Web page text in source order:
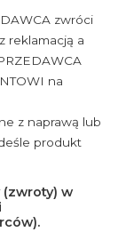
zwróci
reklamacją a
na
z naprawą lub
produkt
(zwroty) w